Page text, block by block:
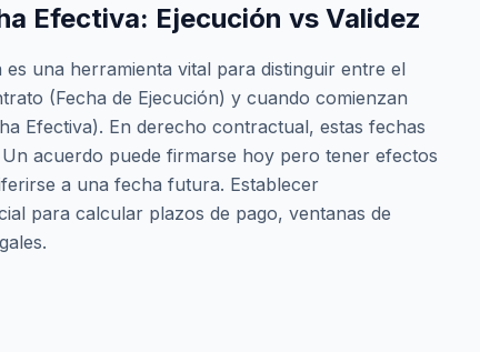
Efectiva: Ejecución vs Validez
es una herramienta vital para distinguir entre el
(Fecha de Ejecución) y cuando comienzan
Efectiva). En derecho contractual, estas fechas
acuerdo puede firmarse hoy pero tener efectos
a una fecha futura. Establecer
para calcular plazos de pago, ventanas de